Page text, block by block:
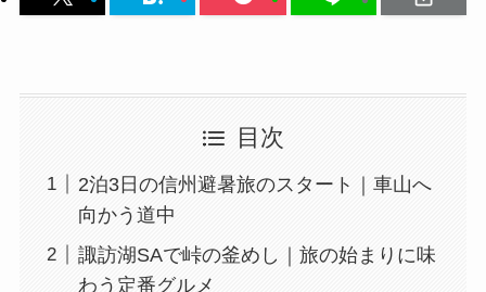
目次
2泊3日の信州避暑旅のスタート｜車山へ
向かう道中
諏訪湖SAで峠の釜めし｜旅の始まりに味
わう定番グルメ